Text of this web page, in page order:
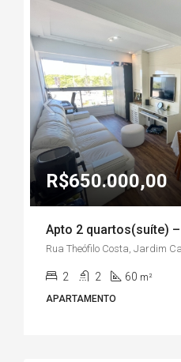
R$650.000,00
Rua Theófilo Costa, Jardim
2 2 60 m²
APARTAMENTO